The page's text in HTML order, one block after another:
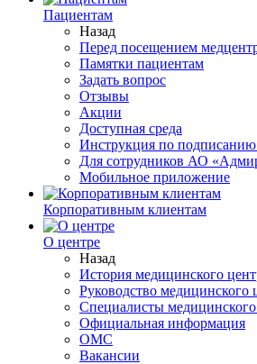
Пациентам
Назад
Перед посещением
Памятки пациентам
Задать вопрос
Отзывы
Акции
Доступная среда
Инструкция по подписанию
Для сотрудников АО
Мобильное приложение
Корпоративным клиентам
О центре
Назад
История медицинского
Руководство медицинского
Специалисты медицинского
Официальная информация
ОМС
Вакансии